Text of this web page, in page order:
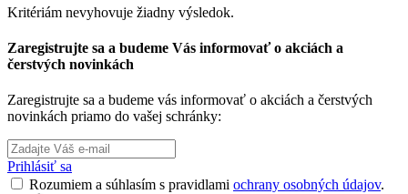
Kritériám nevyhovuje žiadny výsledok.
Zaregistrujte sa a budeme Vás informovať o akciách a
čerstvých novinkách
Zaregistrujte sa a budeme vás informovať o akciách a čerstvých
novinkách priamo do vašej schránky:
Prihlásiť sa
Rozumiem a súhlasím s pravidlami ochrany osobných údajov.